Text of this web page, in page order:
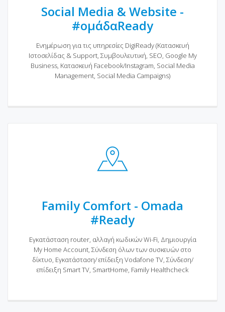
Social Media & Website -
#ομάδαReady
Ενημέρωση για τις υπηρεσίες DigiReady (Κατασκευή
Ιστοσελίδας & Support, Συμβουλευτική, SEO, Google My
Business, Κατασκευή Facebook/Instagram, Social Media
Management, Social Media Campaigns)
Family Comfort - Omada
#Ready
Εγκατάσταση router, αλλαγή κωδικών Wi-Fi, Δημιουργία
My Home Account, Σύνδεση όλων των συσκευών στο
δίκτυο, Εγκατάσταση/ επίδειξη Vodafone TV, Σύνδεση/
επίδειξη Smart TV, SmartHome, Family Healthcheck